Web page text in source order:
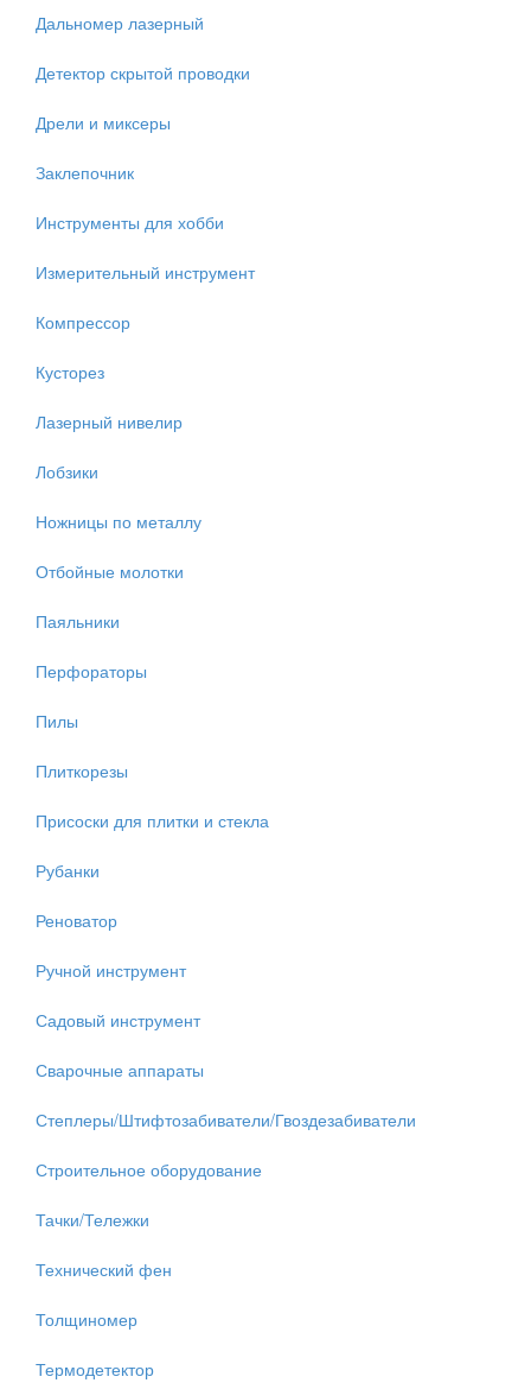
Дальномер лазерный
Детектор скрытой проводки
Дрели и миксеры
Заклепочник
Инструменты для хобби
Измерительный инструмент
Компрессор
Кусторез
Лазерный нивелир
Лобзики
Ножницы по металлу
Отбойные молотки
Паяльники
Перфораторы
Пилы
Плиткорезы
Присоски для плитки и стекла
Рубанки
Реноватор
Ручной инструмент
Садовый инструмент
Сварочные аппараты
Степлеры/Штифтозабиватели/Гвоздезабиватели
Строительное оборудование
Тачки/Тележки
Технический фен
Толщиномер
Термодетектор